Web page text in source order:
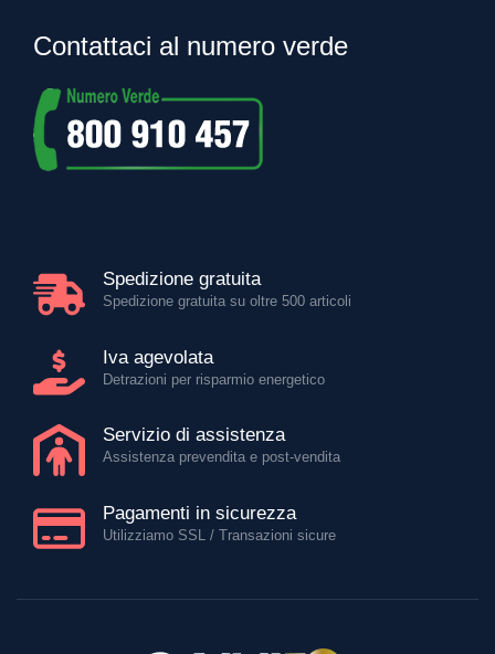
Contattaci al numero verde
Spedizione gratuita
Spedizione gratuita su oltre 500 articoli
Iva agevolata
Detrazioni per risparmio energetico
Servizio di assistenza
Assistenza prevendita e post-vendita
Pagamenti in sicurezza
Utilizziamo SSL / Transazioni sicure